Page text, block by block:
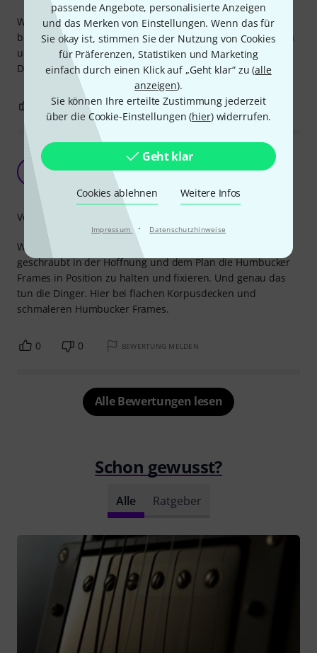
passende Angebote, personalisierte Anzeigen
und das Merken von Einstellungen. Wenn das für
Sie okay ist, stimmen Sie der Nutzung von Cookies
für Präferenzen, Statistiken und Marketing
einfach durch einen Klick auf „Geht klar“ zu (alle
anzeigen).
Sie können Ihre erteilte Zustimmung jederzeit
über die Cookie-Einstellungen (hier) widerrufen.
Geht klar
Cookies ablehnen Weitere Infos
Impressum · Datenschutzhinweise
Wenn man solche Schräubchen für Wartungsarbeiten
braucht, ist es gut zu wissen, dass die Teile erstens passen
und zweitens ordentlich aussehen. Eine Aufwertung im
Detail, die mir wichtig ist.
0 BEWERTUNG MELDEN
Für flache Korpusdecken und schmalere
Humbucker Frames
ippeanut 16.07.2021
Was soll man zu Schrauben schreiben, sie werden
geschraubt in der Hoffnung und dem Plan die Humbucker
Frames in Position zu halten und fixieren. Und genau das
tun die Dinger. Hier bei flachen Korpusdecken und
schmaleren Humbucker Frames.
Verarbeitung
0 0 BEWERTUNG MELDEN
Alle Bewertungen lesen
Schon gewusst?
Alle Ratgeber